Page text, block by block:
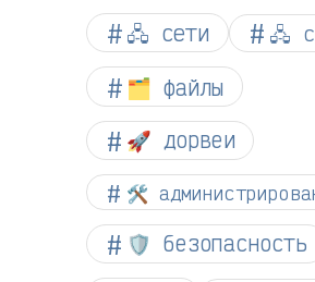
🖧 сети
🖧
🗂️ файлы
🚀 дорвеи
🛠️
🛡️ безопасность